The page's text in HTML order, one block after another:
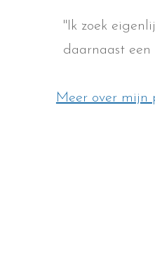
"Ik zoek
daarnaast een
Meer over mijn